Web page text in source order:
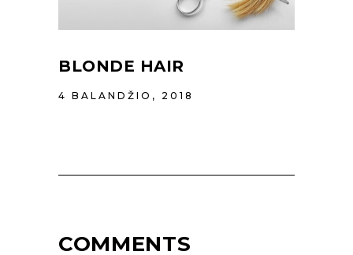
BLONDE HAIR
4 BALANDŽIO, 2018
COMMENTS